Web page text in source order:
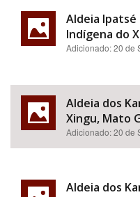
Aldeia Ipatsé
Indígena do
Adicionado:20 de
Aldeia dos
Xingu, Mato
Adicionado:20 de
Aldeia dos